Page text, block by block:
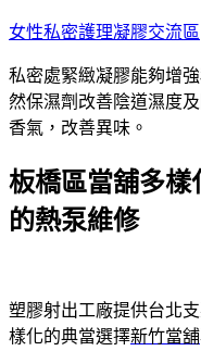
跳
主
要
內
女性私密護理凝膠交流區
私密處緊緻凝膠能夠增
然保濕劑改善陰道濕度
香氣，改善異味。
板橋區當舖多樣
的熱泵維修
塑膠射出工廠提供台北
樣化的典當選擇新竹當舖